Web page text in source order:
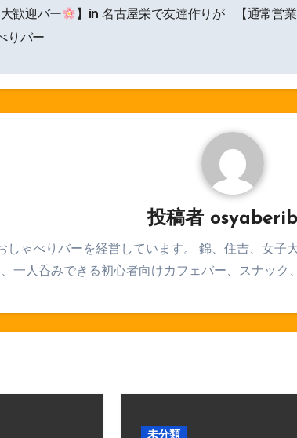
歓迎バー
】in 名古屋栄で友達作りが
りバー
【通常営
投稿者
しゃべりバーを経営しています。 錦、住吉、女子
一人呑みできる初心者向けカフェバー、スナック
未分類